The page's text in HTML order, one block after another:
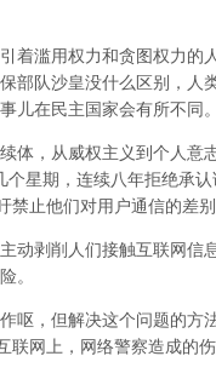
着滥用权力和贪图权力的
部队沙皇没什么区别，人
儿在民主国家会有所不同。
体，从威权主义到个人意
个星期，连续八年拒绝承
禁止他们对用户通信的差别
动剥削人们接触互联网信
。
呕，但解决这个问题的方
联网上，网络警察造成的